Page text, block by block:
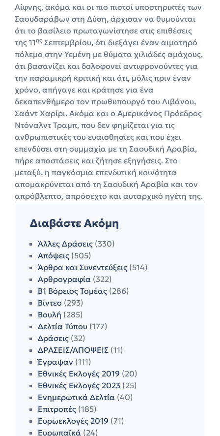
Αίφνης, ακόμα και οι πιο πιστοί υποστηρικτές των
Σαουδαράβων στη Δύση, άρχισαν να θυμούνται
ότι το βασίλειο πρωταγωνίστησε στις επιθέσεις
της 11ης Σεπτεμβρίου, ότι διεξάγει έναν αιματηρό
πόλεμο στην Υεμένη με θύματα χιλιάδες αμάχους,
ότι βασανίζει και δολοφονεί αντιφρονούντες για
την παραμικρή κριτική και ότι, μόλις πριν έναν
χρόνο, απήγαγε και κράτησε για ένα
δεκαπενθήμερο τον πρωθυπουργό του Λιβάνου,
Σαάντ Χαρίρι. Ακόμα και ο Αμερικάνος Πρόεδρος
Ντόναλντ Τραμπ, που δεν φημίζεται για τις
ανθρωπιστικές του ευαισθησίες και που έχει
επενδύσει στη συμμαχία με τη Σαουδική Αραβία,
πήρε αποστάσεις και ζήτησε εξηγήσεις. Στο
μεταξύ, η παγκόσμια επενδυτική κοινότητα
απομακρύνεται από τη Σαουδική Αραβία και τον
απρόβλεπτο, απρόσεχτο και αυταρχικό ηγέτη της.
Διαβάστε Ακόμη
Άλλες Δράσεις (330)
Απόψεις (505)
Άρθρα και Συνεντεύξεις (514)
Αρθρογραφία (322)
Β1 Βόρειος Τομέας (286)
Βίντεο (293)
Βουλή (285)
Δελτία Τύπου (177)
Δράσεις (32)
ΔΡΑΣΕΙΣ/ΑΠΟΨΕΙΣ (11)
Έγραψαν (111)
Εθνικές Εκλογές 2019 (20)
Εθνικές Εκλογές 2023 (25)
Ενημερωτικά Δελτία (40)
Επιτροπές (185)
Ευρωεκλογές 2019 (71)
Ευρωπαϊκά (24)